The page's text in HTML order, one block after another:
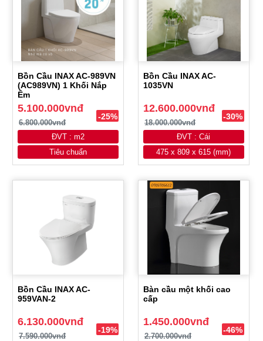
Bồn Cầu INAX AC-989VN
(AC989VN) 1 Khối Nắp
Êm
5.100.000vnđ
6.800.000vnđ
-25%
ĐVT : m2
Tiêu chuẩn
Bồn Cầu INAX AC-
1035VN
12.600.000vnđ
18.000.000vnđ
-30%
ĐVT : Cái
475 x 809 x 615 (mm)
Bồn Cầu INAX AC-
959VAN-2
6.130.000vnđ
7.590.000vnđ
-19%
Bàn cầu một khối cao
cấp
1.450.000vnđ
2.700.000vnđ
-46%